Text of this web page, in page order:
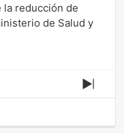
la reducción de
de Salud y
Next